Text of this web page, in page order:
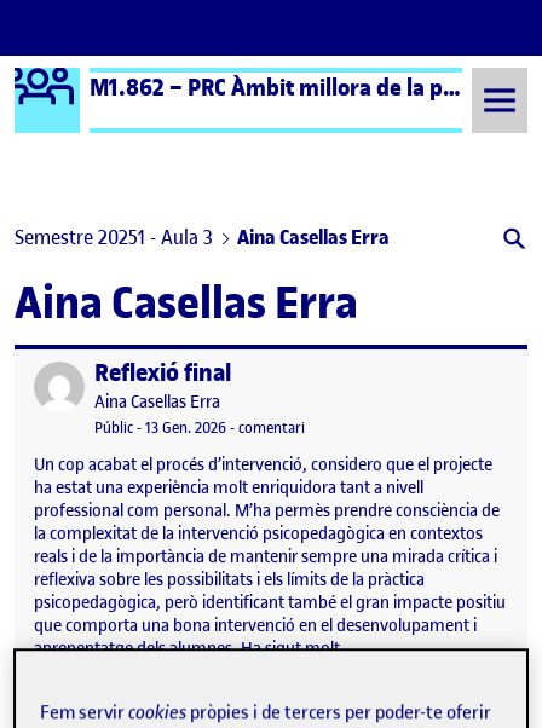
Saltar al contingut
Logo Ágora M1.862 – PRC Àmbit millora de la pràctica educativa (formal) – Aula 3
Semestre 20251 - Aula 3 Aina Casellas Erra
Aina Casellas Erra
Publicat perReflexió final
Publicat per
Aina Casellas Erra
Visibilitat:
Públic-Data de publicació
13 Gen. 2026-comentariel Reflexió final
Un cop acabat el procés d’intervenció, considero que el projecte
ha estat una experiència molt enriquidora tant a nivell
professional com personal. M’ha permès prendre consciència de
la complexitat de la intervenció psicopedagògica en contextos
reals i de la importància de mantenir sempre una mirada crítica i
reflexiva sobre les possibilitats i els límits de la pràctica
psicopedagògica, però identificant també el gran impacte positiu
que comporta una bona intervenció en el desenvolupament i
aprenentatge dels alumnes. Ha sigut molt…
Fem servircookies pròpies i de tercers per poder-te oferir